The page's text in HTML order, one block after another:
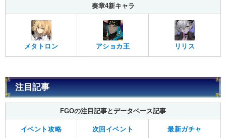
奏章4新キャラ
メタトロン アショカ王 リリス
注目記事
FGOの注目記事とデータベース記事
イベント攻略 次回イベント 最新ガチャ